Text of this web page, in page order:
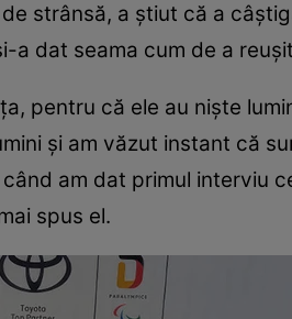
strânsă, a ştiut că a
dat seama cum de a
pentru că ele au nişte
şi am văzut instant că
am dat primul interviu
spus el.